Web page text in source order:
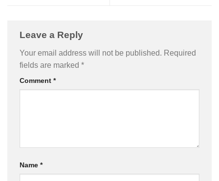
Leave a Reply
Your email address will not be published. Required
fields are marked *
Comment *
Name *